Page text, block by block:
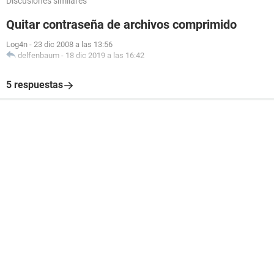
Quitar contraseña de archivos comprimido
Log4n - 23 dic 2008 a las 13:56
delfenbaum - 18 dic 2019 a las 16:42
5 respuestas